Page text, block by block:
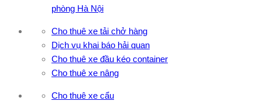
phòng Hà Nội
Cho thuê xe tải chở hàng
Dịch vụ khai báo hải quan
Cho thuê xe đầu kéo container
Cho thuê xe nâng
Cho thuê xe cẩu